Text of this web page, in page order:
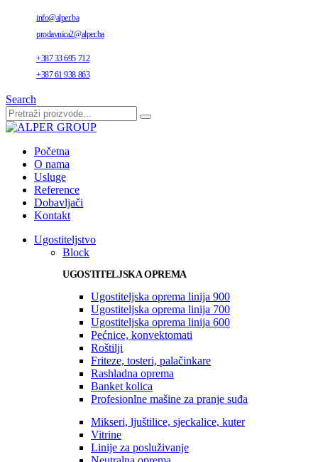
info@alper.ba
prodavnica2@alper.ba
+387 33 695 712
+387 61 938 863
Search
Početna
O nama
Usluge
Reference
Dobavljači
Kontakt
Ugostiteljstvo
Block
UGOSTITELJSKA OPREMA
Ugostiteljska oprema linija 900
Ugostiteljska oprema linija 700
Ugostiteljska oprema linija 600
Pećnice, konvektomati
Roštilji
Friteze, tosteri, palačinkare
Rashladna oprema
Banket kolica
Profesionlne mašine za pranje suđa
Mikseri, ljuštilice, sjeckalice, kuter
Vitrine
Linije za posluživanje